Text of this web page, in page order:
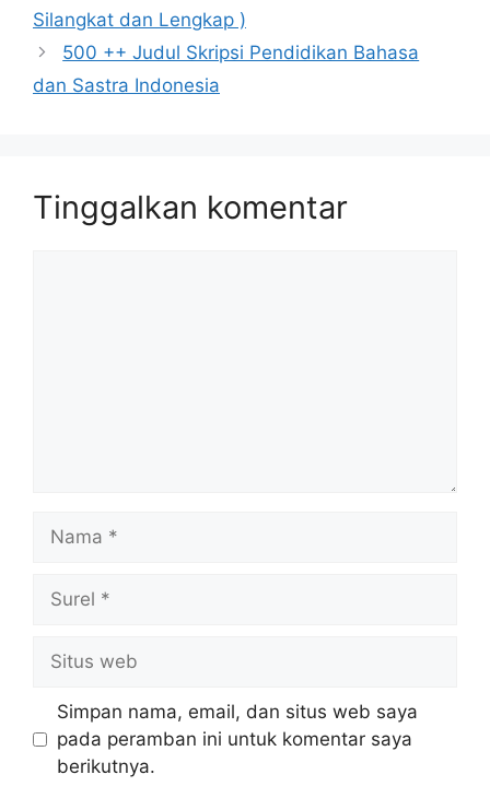
Silangkat dan Lengkap )
500 ++ Judul Skripsi Pendidikan Bahasa
dan Sastra Indonesia
Tinggalkan komentar
Nama
Surel
Situs
web
Simpan nama, email, dan situs web saya
pada peramban ini untuk komentar saya
berikutnya.